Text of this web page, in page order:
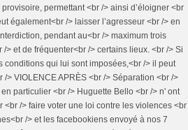
permettant <br /> ainsi d’éloigner <br
également<br /> laisser l’agresseur <br /> en
pendant au<br /> maximum trois
> et de fréquenter<br /> certains lieux. <br /> Si
conditions qui lui sont imposées,<br /> il peut
/> VIOLENCE APRÈS <br /> Séparation <br />
particulier <br /> Huguette Bello <br /> n' ont
/> faire voter une loi contre les violences <br
/> et les facebookiens envoyé à nos 7